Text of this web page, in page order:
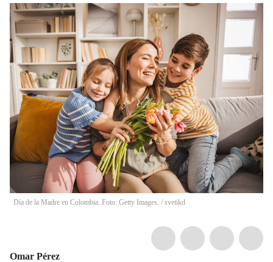
Día de la Madre en Colombia. Foto: Getty Images. / svetikd
Omar Pérez